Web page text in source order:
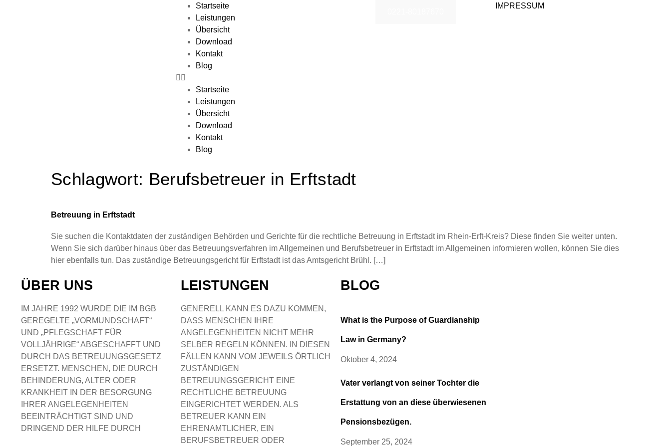
Startseite
Leistungen
Übersicht
Download
Kontakt
Blog
Startseite
Leistungen
Übersicht
Download
Kontakt
Blog
IMPRESSUM
Schlagwort: Berufsbetreuer in Erftstadt
Betreuung in Erftstadt
Sie suchen die Kontaktdaten der zuständigen Behörden und Gerichte für die rechtliche Betreuung in Erftstadt im Rhein-Erft-Kreis? Diese finden Sie weiter unten.
Wenn Sie sich darüber hinaus über das Betreuungsverfahren im Allgemeinen und Berufsbetreuer in Erftstadt im Allgemeinen informieren wollen, können Sie dies
hier ebenfalls tun. Das zuständige Betreuungsgericht für Erftstadt ist das Amtsgericht Brühl. […]
ÜBER UNS
IM JAHRE 1992 WURDE DIE IM BGB
GEREGELTE „VORMUNDSCHAFT“
UND „PFLEGSCHAFT FÜR
VOLLJÄHRIGE“ ABGESCHAFFT UND
DURCH DAS BETREUUNGSGESETZ
ERSETZT. MENSCHEN, DIE DURCH
BEHINDERUNG, ALTER ODER
KRANKHEIT IN DER BESORGUNG
IHRER ANGELEGENHEITEN
BEEINTRÄCHTIGT SIND UND
DRINGEND DER HILFE DURCH
LEISTUNGEN
GENERELL KANN ES DAZU KOMMEN,
DASS MENSCHEN IHRE
ANGELEGENHEITEN NICHT MEHR
SELBER REGELN KÖNNEN. IN DIESEN
FÄLLEN KANN VOM JEWEILS ÖRTLICH
ZUSTÄNDIGEN
BETREUUNGSGERICHT EINE
RECHTLICHE BETREUUNG
EINGERICHTET WERDEN. ALS
BETREUER KANN EIN
EHRENAMTLICHER, EIN
BERUFSBETREUER ODER
BLOG
What is the Purpose of Guardianship
Law in Germany?
Oktober 4, 2024
Vater verlangt von seiner Tochter die
Erstattung von an diese überwiesenen
Pensionsbezügen.
September 25, 2024